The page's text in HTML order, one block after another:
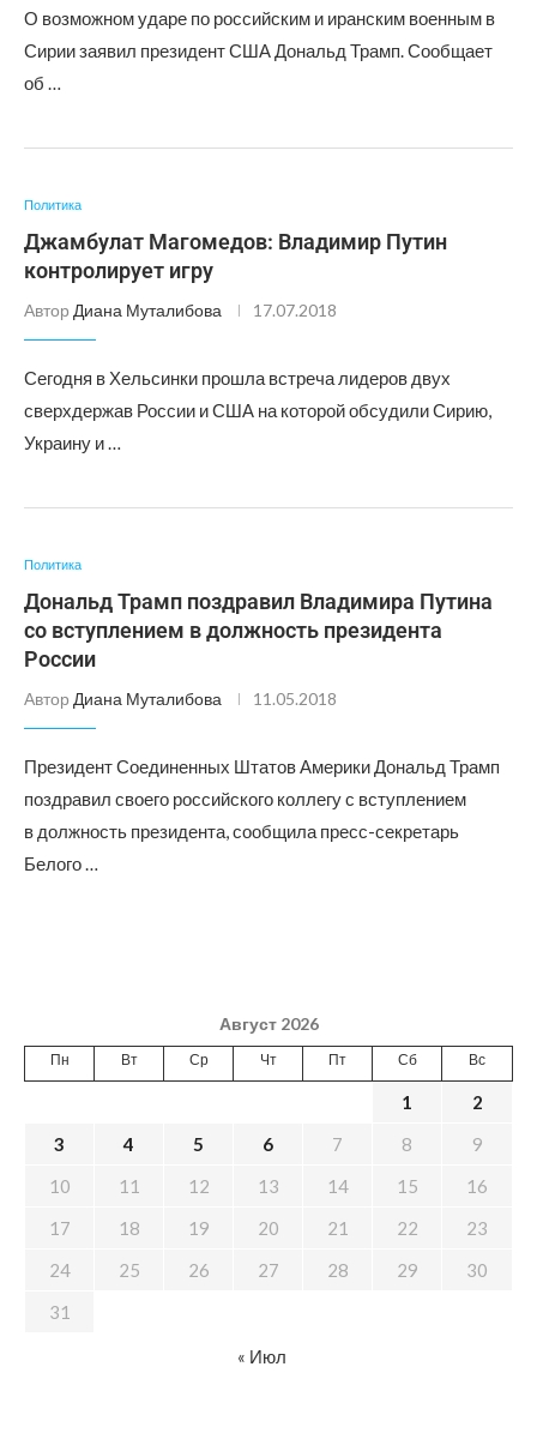
О возможном ударе по российским и иранским военным в
Сирии заявил президент США Дональд Трамп. Сообщает
об …
Политика
Джамбулат Магомедов: Владимир Путин
контролирует игру
Автор Диана Муталибова 17.07.2018
Сегодня в Хельсинки прошла встреча лидеров двух
сверхдержав России и США на которой обсудили Сирию,
Украину и …
Политика
Дональд Трамп поздравил Владимира Путина
со вступлением в должность президента
России
Автор Диана Муталибова 11.05.2018
Президент Соединенных Штатов Америки Дональд Трамп
поздравил своего российского коллегу с вступлением
в должность президента, сообщила пресс-секретарь
Белого …
Август 2026
Пн Вт Ср Чт Пт Сб Вс
1
2
3
4 5 6 7 8
9
10
11 12 13 14 15
16
17
18 19 20 21 22
23
24
25 26 27 28 29
30
31
« Июл